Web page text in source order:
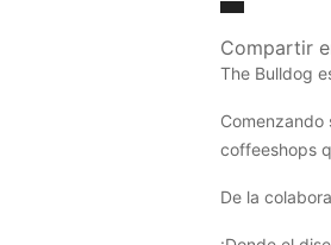
Compartir
The Bulldog
Comenzando
coffeeshops
De la